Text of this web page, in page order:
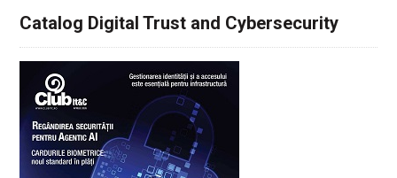
Catalog Digital Trust and Cybersecurity